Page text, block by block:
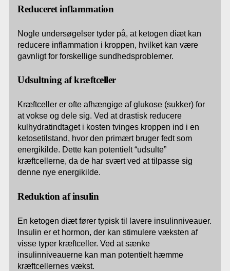
Reduceret inflammation
Nogle undersøgelser tyder på, at ketogen diæt kan
reducere inflammation i kroppen, hvilket kan være
gavnligt for forskellige sundhedsproblemer.
Udsultning af kræftceller
Kræftceller er ofte afhængige af glukose (sukker) for
at vokse og dele sig. Ved at drastisk reducere
kulhydratindtaget i kosten tvinges kroppen ind i en
ketosetilstand, hvor den primært bruger fedt som
energikilde. Dette kan potentielt “udsulte”
kræftcellerne, da de har svært ved at tilpasse sig
denne nye energikilde.
Reduktion af insulin
En ketogen diæt fører typisk til lavere insulinniveauer.
Insulin er et hormon, der kan stimulere væksten af
visse typer kræftceller. Ved at sænke
insulinniveauerne kan man potentielt hæmme
kræftcellernes vækst.